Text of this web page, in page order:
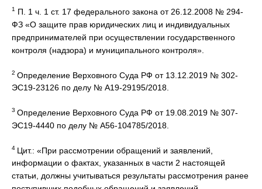
1
П. 1 ч. 1 ст. 17 федерального закона от 26.12.2008 № 294-
ФЗ «О защите прав юридических лиц и индивидуальных
предпринимателей при осуществлении государственного
контроля (надзора) и муниципального контроля».
2 Определение Верховного Суда РФ от 13.12.2019 № 302-
ЭС19-23126 по делу № А19-29195/2018.
3 Определение Верховного Суда РФ от 19.08.2019 № 307-
ЭС19-4440 по делу № А56-104785/2018.
4 Цит.: «При рассмотрении обращений и заявлений,
информации о фактах, указанных в части 2 настоящей
статьи, должны учитываться результаты рассмотрения ранее